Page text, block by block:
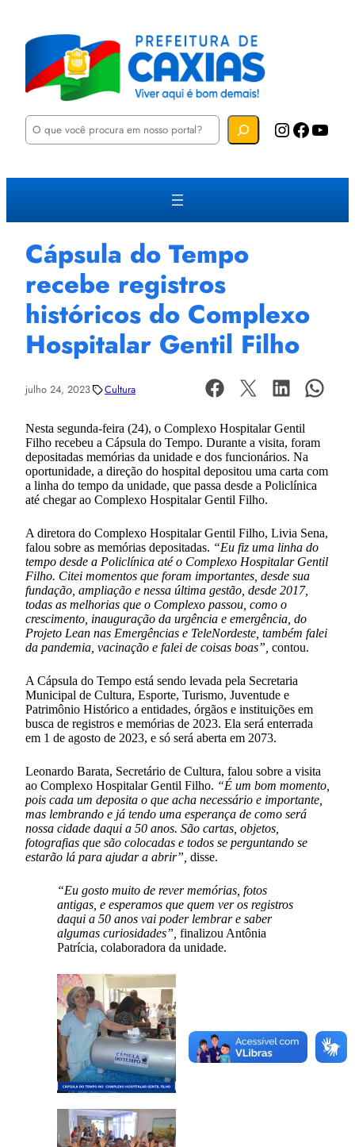
P
u
a
Instagram Facebook YouTube
Cápsula do Tempo
recebe registros
históricos do Complexo
Hospitalar Gentil Filho
julho 24, 2023 Cultura
Nesta segunda-feira (24), o Complexo Hospitalar Gentil
Filho recebeu a Cápsula do Tempo. Durante a visita, foram
depositadas memórias da unidade e dos funcionários. Na
oportunidade, a direção do hospital depositou uma carta com
a linha do tempo da unidade, que passa desde a Policlínica
até chegar ao Complexo Hospitalar Gentil Filho.
A diretora do Complexo Hospitalar Gentil Filho, Livia Sena,
falou sobre as memórias depositadas. “Eu fiz uma linha do
tempo desde a Policlínica até o Complexo Hospitalar Gentil
Filho. Citei momentos que foram importantes, desde sua
fundação, ampliação e nessa última gestão, desde 2017,
todas as melhorias que o Complexo passou, como o
crescimento, inauguração da urgência e emergência, do
Projeto Lean nas Emergências e TeleNordeste, também falei
da pandemia, vacinação e falei de coisas boas”, contou.
A Cápsula do Tempo está sendo levada pela Secretaria
Municipal de Cultura, Esporte, Turismo, Juventude e
Patrimônio Histórico a entidades, órgãos e instituições em
busca de registros e memórias de 2023. Ela será enterrada
em 1 de agosto de 2023, e só será aberta em 2073.
Leonardo Barata, Secretário de Cultura, falou sobre a visita
ao Complexo Hospitalar Gentil Filho. “É um bom momento,
pois cada um deposita o que acha necessário e importante,
mas lembrando e já tendo uma esperança de como será
nossa cidade daqui a 50 anos. São cartas, objetos,
fotografias que são colocadas e todos se perguntando se
estarão lá para ajudar a abrir”, disse.
“Eu gosto muito de rever memórias, fotos
antigas, e esperamos que quem ver os registros
daqui a 50 anos vai poder lembrar e saber
algumas curiosidades”, finalizou Antônia
Patrícia, colaboradora da unidade.